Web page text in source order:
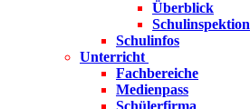
Überblick
Schulinspektion
Schulinfos
Unterricht
Fachbereiche
Medienpass
Schülerfirma